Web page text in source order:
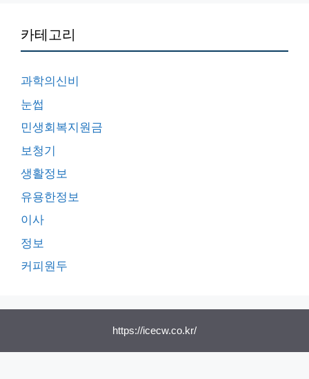
카테고리
과학의신비
눈썹
민생회복지원금
보청기
생활정보
유용한정보
이사
정보
커피원두
https://icecw.co.kr/